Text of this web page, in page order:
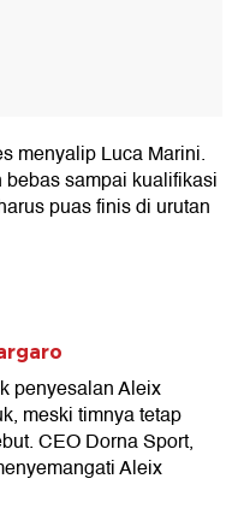
menyalip Luca Marini.
sampai kualifikasi
puas finis di urutan
penyesalan Aleix
meski timnya tetap
CEO Dorna Sport,
Aleix